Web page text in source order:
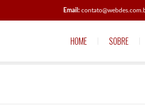
Email:
HOME SOBRE